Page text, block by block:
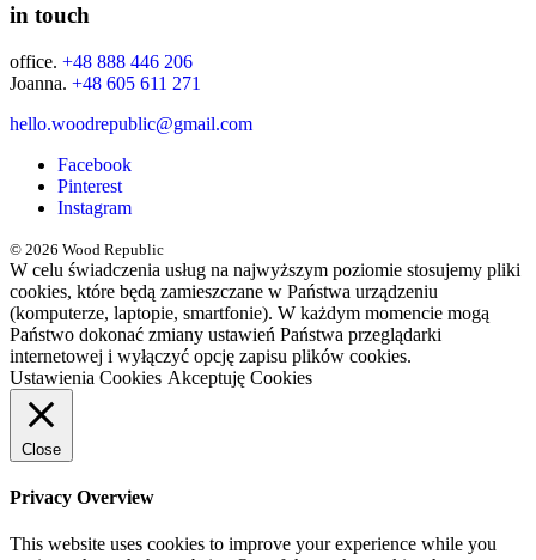
in touch
office. +48 888 446 206
Joanna. +48 605 611 271
hello.woodrepublic@gmail.com
Facebook
Pinterest
Instagram
© 2026 Wood Republic
W celu świadczenia usług na najwyższym poziomie stosujemy pliki
cookies, które będą zamieszczane w Państwa urządzeniu
(komputerze, laptopie, smartfonie). W każdym momencie mogą
Państwo dokonać zmiany ustawień Państwa przeglądarki
internetowej i wyłączyć opcję zapisu plików cookies.
Ustawienia Cookies Akceptuję Cookies
Close
Privacy Overview
This website uses cookies to improve your experience while you